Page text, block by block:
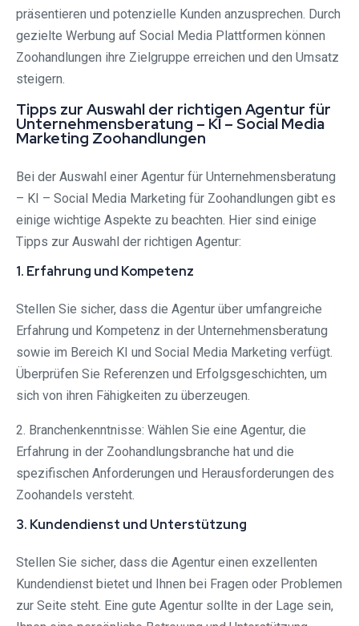
präsentieren und potenzielle Kunden anzusprechen. Durch
gezielte Werbung auf Social Media Plattformen können
Zoohandlungen ihre Zielgruppe erreichen und den Umsatz
steigern.
Tipps zur Auswahl der richtigen Agentur für
Unternehmensberatung – KI – Social Media
Marketing Zoohandlungen
Bei der Auswahl einer Agentur für Unternehmensberatung
– KI – Social Media Marketing für Zoohandlungen gibt es
einige wichtige Aspekte zu beachten. Hier sind einige
Tipps zur Auswahl der richtigen Agentur:
1. Erfahrung und Kompetenz
Stellen Sie sicher, dass die Agentur über umfangreiche
Erfahrung und Kompetenz in der Unternehmensberatung
sowie im Bereich KI und Social Media Marketing verfügt.
Überprüfen Sie Referenzen und Erfolgsgeschichten, um
sich von ihren Fähigkeiten zu überzeugen.
2. Branchenkenntnisse: Wählen Sie eine Agentur, die
Erfahrung in der Zoohandlungsbranche hat und die
spezifischen Anforderungen und Herausforderungen des
Zoohandels versteht.
3. Kundendienst und Unterstützung
Stellen Sie sicher, dass die Agentur einen exzellenten
Kundendienst bietet und Ihnen bei Fragen oder Problemen
zur Seite steht. Eine gute Agentur sollte in der Lage sein,